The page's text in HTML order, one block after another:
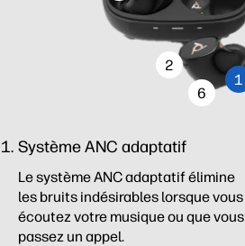
6
2
1
Système ANC adaptatif
Le système ANC adaptatif élimine
les bruits indésirables lorsque vous
écoutez votre musique ou que vous
passez un appel.